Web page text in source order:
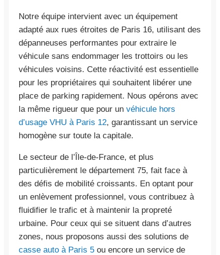
Notre équipe intervient avec un équipement
adapté aux rues étroites de Paris 16, utilisant des
dépanneuses performantes pour extraire le
véhicule sans endommager les trottoirs ou les
véhicules voisins. Cette réactivité est essentielle
pour les propriétaires qui souhaitent libérer une
place de parking rapidement. Nous opérons avec
la même rigueur que pour un véhicule hors
d’usage VHU à Paris 12, garantissant un service
homogène sur toute la capitale.
Le secteur de l’Île-de-France, et plus
particulièrement le département 75, fait face à
des défis de mobilité croissants. En optant pour
un enlèvement professionnel, vous contribuez à
fluidifier le trafic et à maintenir la propreté
urbaine. Pour ceux qui se situent dans d’autres
zones, nous proposons aussi des solutions de
casse auto à Paris 5 ou encore un service de